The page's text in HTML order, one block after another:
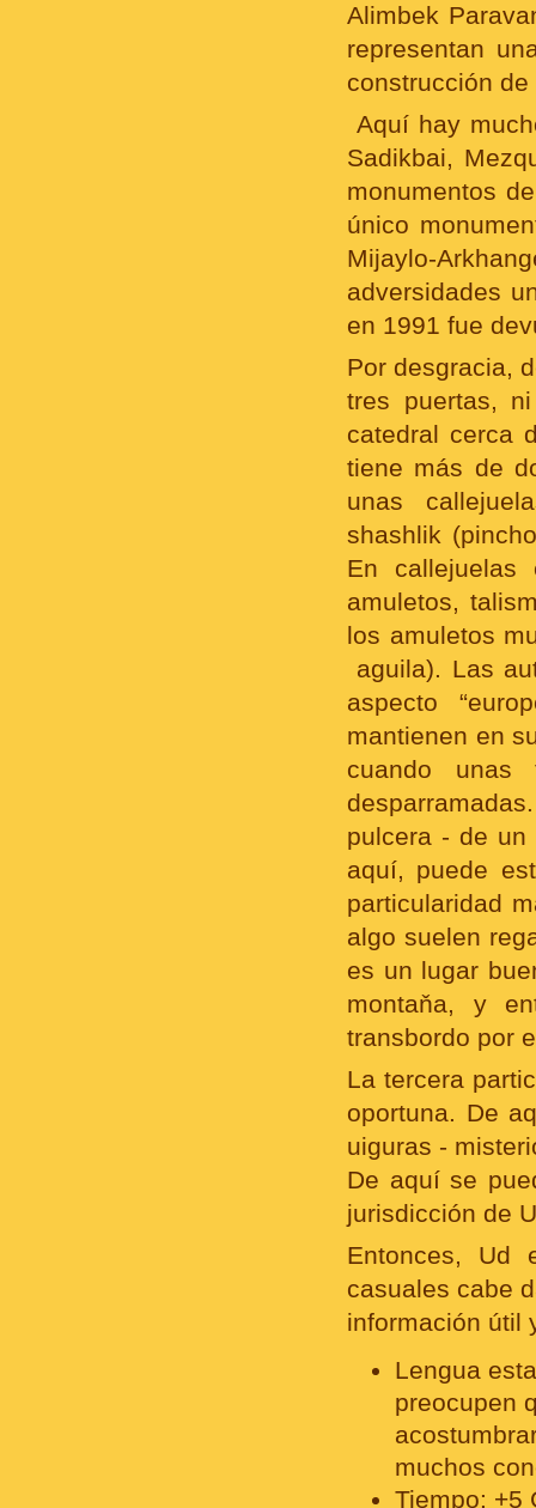
Alimbek
representan
construcción de
Aquí hay
Sadikbai,
monumentos
único
Mijaylo-
adversidades
en 1991 fue
Por desgracia,
tres puertas,
catedral cerca
tiene más de
unas
shashlik
En callejuelas
amuletos,
los amuletos
aguila). Las
aspecto
mantienen en
cuando unas
pulcera - de un
aquí, puede
particularidad
algo suelen
es un lugar
montaňa, y
transbordo por
La tercera
oportuna. De
uiguras -
De aquí se
jurisdicción de
Entonces, Ud
casuales cabe
información útil
Lengua
preocupen
muchos
Tiempo: +5